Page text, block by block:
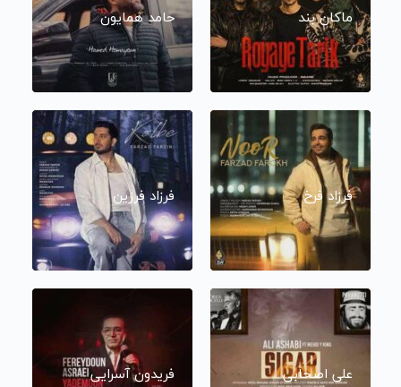
ماکان بند حامد همایون
فرزاد فرخ فرزاد فرزین
علی اصحابی فریدون آسرایی